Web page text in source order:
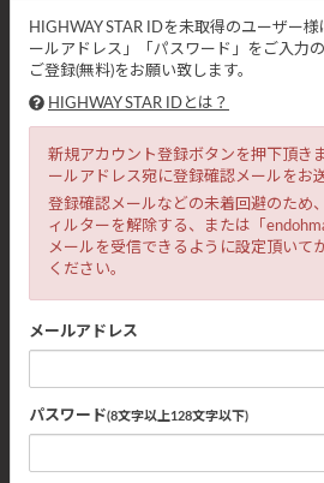
HIGHWAY STAR IDを未取得のユーザー
ールアドレス」「パスワード」をご入力
ご登録(無料)をお願い致します。
HIGHWAY STAR IDとは？
新規アカウント登録ボタンを押下頂き
ールアドレス宛に登録確認メールをお
登録確認メールなどの未着回避のため
ィルターを解除する、または「
メールを受信できるように設定頂いて
ください。
メールアドレス
パスワード(8文字以上128文字以下)